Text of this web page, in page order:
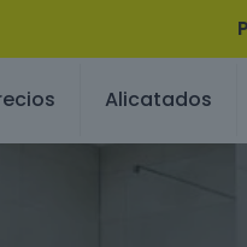
Alicatados